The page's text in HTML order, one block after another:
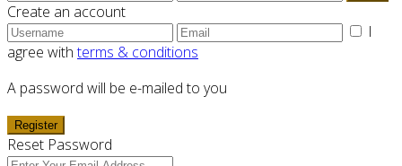
Create an account
I
agree withterms & conditions
A password will be e-mailed to you
Register
Reset Password